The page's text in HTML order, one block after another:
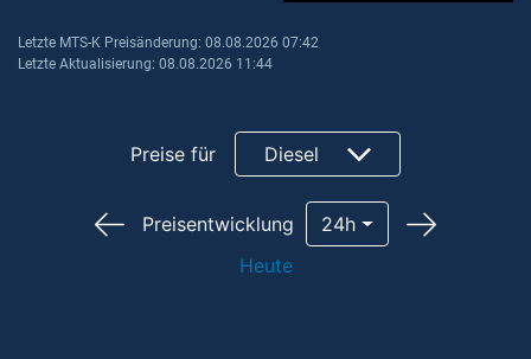
Letzte MTS-K Preisänderung: 08.08.2026 07:42
Letzte Aktualisierung: 08.08.2026 11:44
Preise für Diesel
Preisentwicklung
24h
Heute